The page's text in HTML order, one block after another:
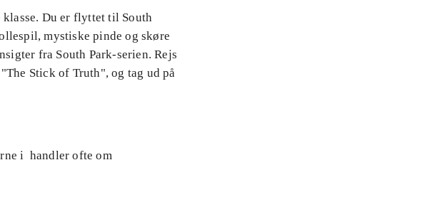
Du er flyttet til South
mystiske pinde og skøre
fra South Park-serien. Rejs
Stick of Truth", og tag ud på
i handler ofte om